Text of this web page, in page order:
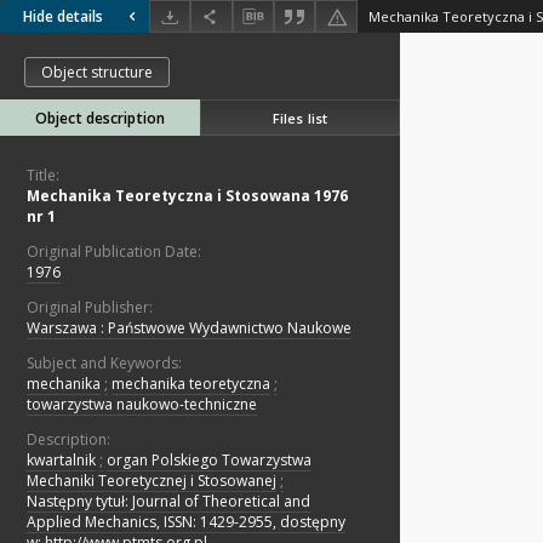
Hide details Mechanika Teoretyczna i
Object structure
Object description Files list
Title:
Mechanika Teoretyczna i Stosowana 1976
nr 1
Original Publication Date:
1976
Original Publisher:
Warszawa : Państwowe Wydawnictwo Naukowe
Subject and Keywords:
mechanika ; mechanika teoretyczna ;
towarzystwa naukowo-techniczne
Description:
kwartalnik ; organ Polskiego Towarzystwa
Mechaniki Teoretycznej i Stosowanej ;
Następny tytuł: Journal of Theoretical and
Applied Mechanics, ISSN: 1429-2955, dostępny